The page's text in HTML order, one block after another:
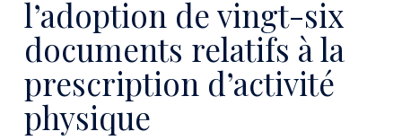
l’adoption de vingt-six
documents relatifs à la
prescription d’activité
physique